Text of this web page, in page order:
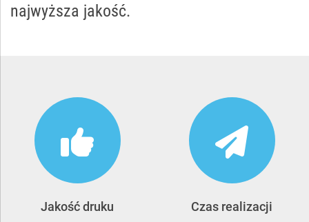
najwyższa jakość.
Jakość druku Czas realizacji